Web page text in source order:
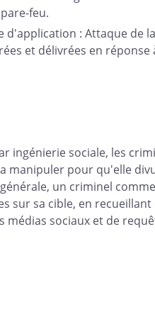
feu.
d'application : Attaque de
et délivrées en réponse
ingénierie sociale, les
manipuler pour qu'elle
un criminel
sur sa cible, en
médias sociaux et de